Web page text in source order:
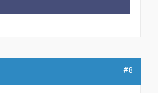
#8